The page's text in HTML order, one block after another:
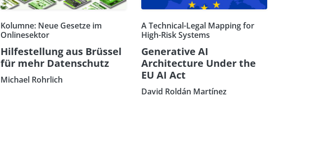
Kolumne: Neue Gesetze im
Onlinesektor
Hilfestellung aus Brüssel
für mehr Datenschutz
Michael Rohrlich
A Technical-Legal Mapping for
High-Risk Systems
Generative AI
Architecture Under the
EU AI Act
David Roldán Martínez